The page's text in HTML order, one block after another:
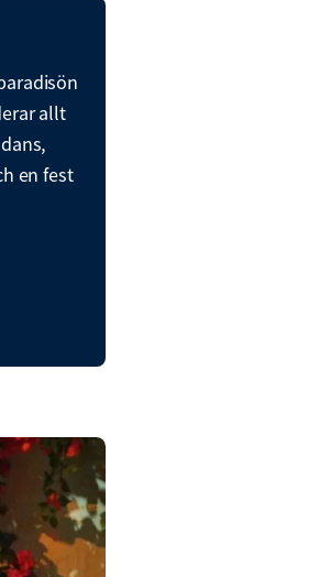
allt
en fest